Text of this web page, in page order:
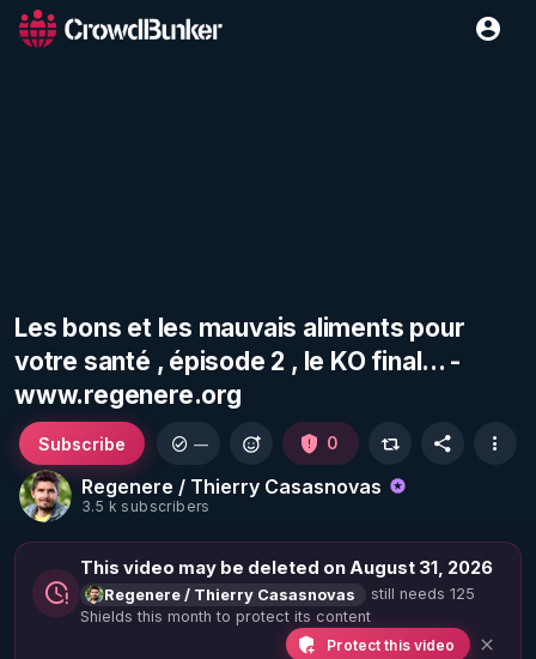
Les bons et les mauvais aliments pour
votre santé , épisode 2 , le KO final... -
www.regenere.org
Regenere / Thierry Casasnovas
3.5 k subscribers
Subscribe — 0
This video may be deleted on August 31, 2026
Regenere / Thierry Casasnovas
still needs 125
Shields this month to protect its content
Protect this video